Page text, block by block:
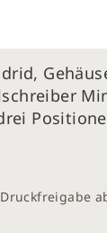
Anfang
der
Bildergalerie
springen